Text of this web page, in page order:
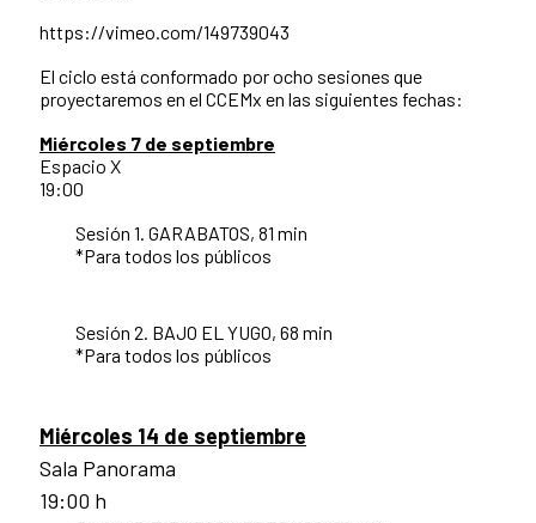
https://vimeo.com/149739043
El ciclo está conformado por ocho sesiones que
proyectaremos en el CCEMx en las siguientes fechas:
Miércoles 7 de septiembre
Espacio X
19:00
Sesión 1. GARABATOS, 81 min
*Para todos los públicos
Sesión 2. BAJO EL YUGO, 68 min
*Para todos los públicos
Miércoles 14 de septiembre
Sala Panorama
19:00 h